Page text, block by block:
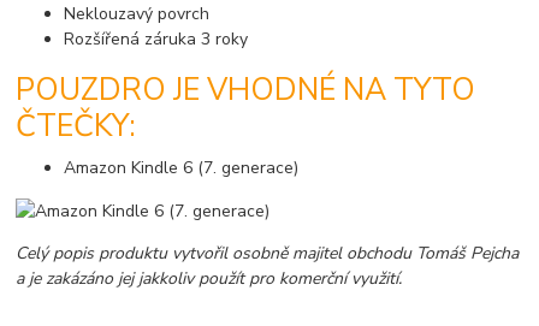
Neklouzavý povrch
Rozšířená záruka 3 roky
POUZDRO JE VHODNÉ NA TYTO
ČTEČKY:
Amazon Kindle 6 (7. generace)
Celý popis produktu vytvořil osobně majitel obchodu Tomáš Pejcha
a je zakázáno jej jakkoliv použít pro komerční využití.